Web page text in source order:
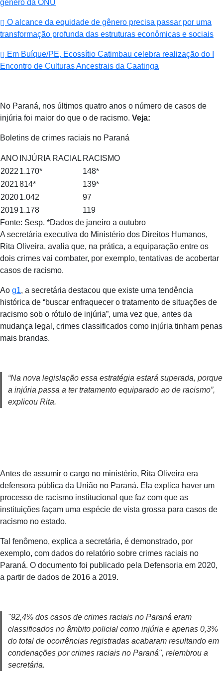
gênero da ONU
O alcance da equidade de gênero precisa passar por uma
transformação profunda das estruturas econômicas e sociais
Em Buíque/PE, Ecossítio Catimbau celebra realização do I
Encontro de Culturas Ancestrais da Caatinga
No Paraná, nos últimos quatro anos o número de casos de
injúria foi maior do que o de racismo. Veja:
Boletins de crimes raciais no Paraná
ANO INJÚRIA RACIAL RACISMO
2022 1.170*
148*
2021814*
139*
20201.042
97
20191.178
119
Fonte: Sesp. *Dados de janeiro a outubro
A secretária executiva do Ministério dos Direitos Humanos,
Rita Oliveira, avalia que, na prática, a equiparação entre os
dois crimes vai combater, por exemplo, tentativas de acobertar
casos de racismo.
Ao g1, a secretária destacou que existe uma tendência
histórica de “buscar enfraquecer o tratamento de situações de
racismo sob o rótulo de injúria”, uma vez que, antes da
mudança legal, crimes classificados como injúria tinham penas
mais brandas.
“Na nova legislação essa estratégia estará superada, porque
a injúria passa a ter tratamento equiparado ao de racismo”,
explicou Rita.
Antes de assumir o cargo no ministério, Rita Oliveira era
defensora pública da União no Paraná. Ela explica haver um
processo de racismo institucional que faz com que as
instituições façam uma espécie de vista grossa para casos de
racismo no estado.
Tal fenômeno, explica a secretária, é demonstrado, por
exemplo, com dados do relatório sobre crimes raciais no
Paraná. O documento foi publicado pela Defensoria em 2020,
a partir de dados de 2016 a 2019.
"92,4% dos casos de crimes raciais no Paraná eram
classificados no âmbito policial como injúria e apenas 0,3%
do total de ocorrências registradas acabaram resultando em
condenações por crimes raciais no Paraná", relembrou a
secretária.